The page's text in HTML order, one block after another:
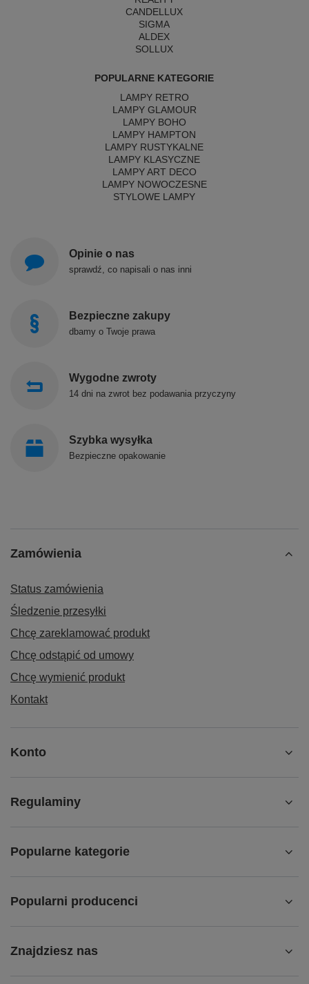
CANDELLUX
SIGMA
ALDEX
SOLLUX
POPULARNE KATEGORIE
LAMPY RETRO
LAMPY GLAMOUR
LAMPY BOHO
LAMPY HAMPTON
LAMPY RUSTYKALNE
LAMPY KLASYCZNE
LAMPY ART DECO
LAMPY NOWOCZESNE
STYLOWE LAMPY
Opinie o nas
sprawdź, co napisali o nas inni
Bezpieczne zakupy
dbamy o Twoje prawa
Wygodne zwroty
14 dni na zwrot bez podawania przyczyny
Szybka wysyłka
Bezpieczne opakowanie
Zamówienia
Status zamówienia
Śledzenie przesyłki
Chcę zareklamować produkt
Chcę odstąpić od umowy
Chcę wymienić produkt
Kontakt
Konto
Regulaminy
Popularne kategorie
Popularni producenci
Znajdziesz nas